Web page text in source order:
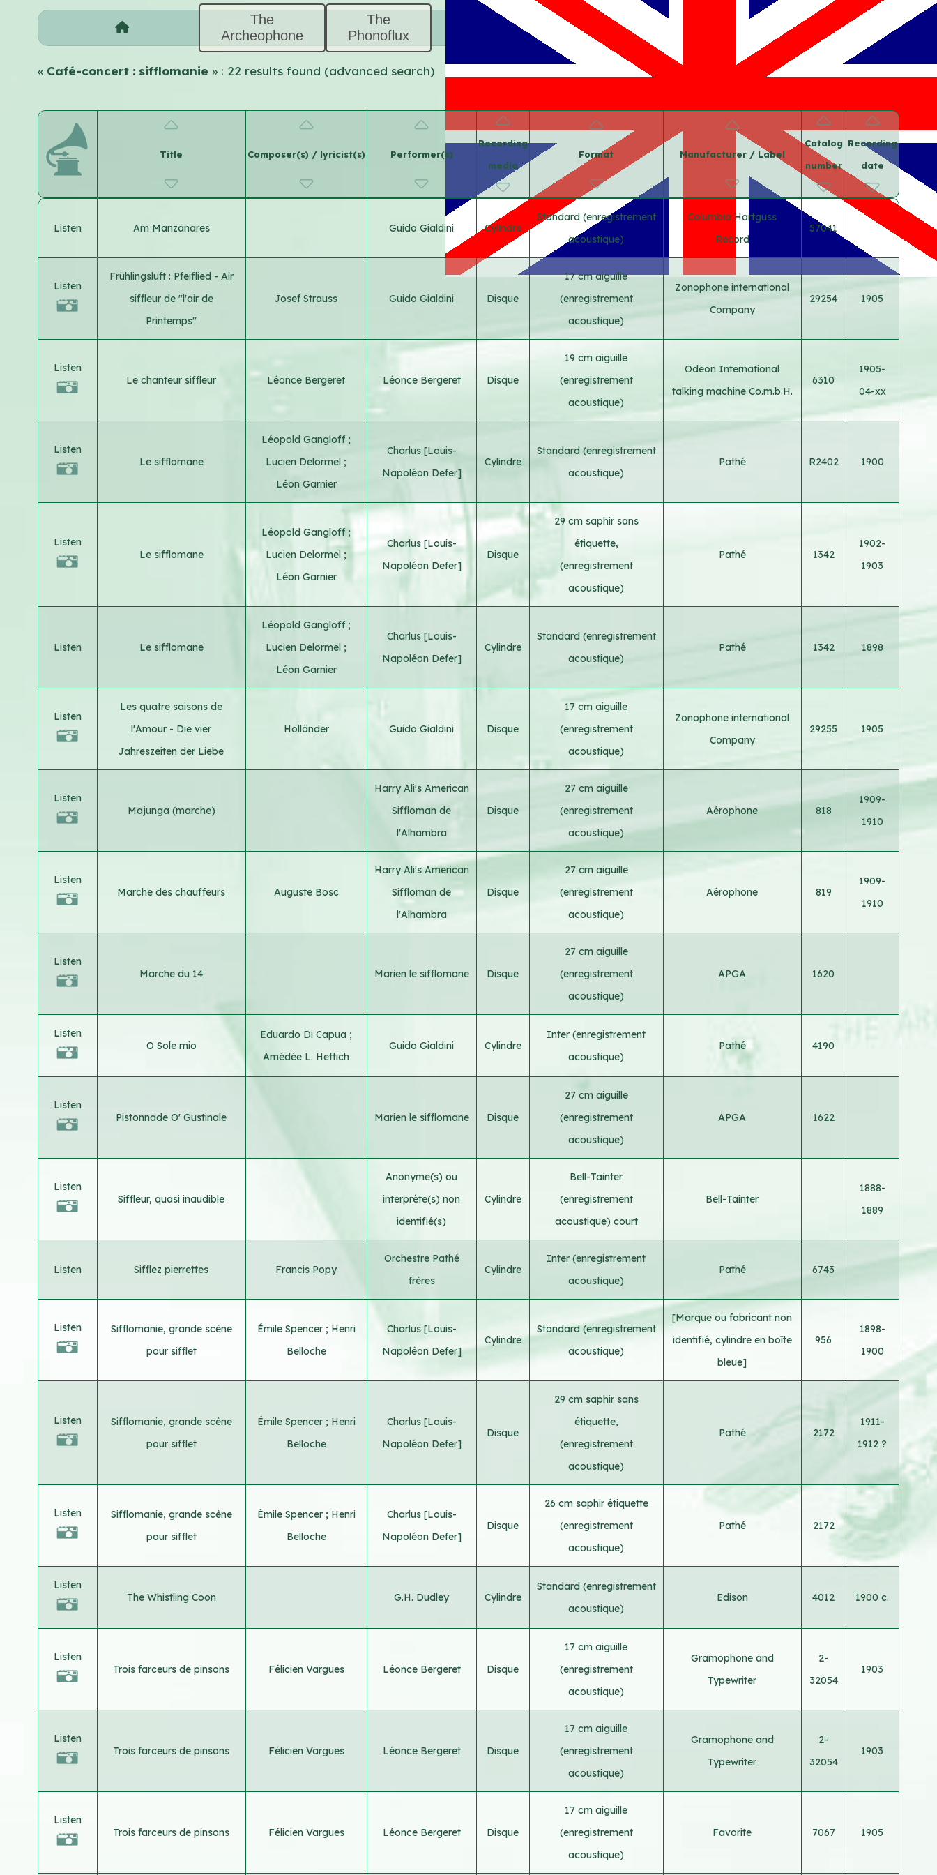
The
Archeophone
The
Phonoflux
«Café-concert : sifflomanie » : 22 results found (advanced search)
Title Composer(s) / lyricist(s) Performer(s)
Recording
media
Format Manufacturer / Label
Catalog
number
Recording
date
Listen Am Manzanares Guido Gialdini Cylindre
Standard (enregistrement
acoustique)
Columbia Hartguss
Record
57041
Listen
Frühlingsluft : Pfeiflied - Air
siffleur de "l'air de
Printemps"
Josef Strauss Guido Gialdini Disque
17 cm aiguille
(enregistrement
acoustique)
Zonophone international
Company
29254 1905
Listen
Le chanteur siffleur
Léonce Bergeret Léonce Bergeret Disque
19 cm aiguille
(enregistrement
acoustique)
Odeon International
talking machine Co.m.b.H.
6310
1905-
04-xx
Listen
Le sifflomane
Léopold Gangloff ;
Lucien Delormel ;
Léon Garnier
Charlus [Louis-
Napoléon Defer]
Cylindre
Standard (enregistrement
acoustique)
Pathé R2402 1900
Listen
Le sifflomane
Léopold Gangloff ;
Lucien Delormel ;
Léon Garnier
Charlus [Louis-
Napoléon Defer]
Disque
29 cm saphir sans
étiquette,
(enregistrement
acoustique)
Pathé 1342
1902-
1903
Listen Le sifflomane
Léopold Gangloff ;
Lucien Delormel ;
Léon Garnier
Charlus [Louis-
Napoléon Defer]
Cylindre
Standard (enregistrement
acoustique)
Pathé 1342 1898
Listen
Les quatre saisons de
l'Amour - Die vier
Jahreszeiten der Liebe
Holländer Guido Gialdini Disque
17 cm aiguille
(enregistrement
acoustique)
Zonophone international
Company
29255 1905
Listen
Majunga (marche)
Harry Ali's American
Siffloman de
l'Alhambra
Disque
27 cm aiguille
(enregistrement
acoustique)
Aérophone 818
1909-
1910
Listen
Marche des chauffeurs
Auguste Bosc
Harry Ali's American
Siffloman de
l'Alhambra
Disque
27 cm aiguille
(enregistrement
acoustique)
Aérophone 819
1909-
1910
Listen
Marche du 14
Marien le sifflomane Disque
27 cm aiguille
(enregistrement
acoustique)
APGA 1620
Listen
O Sole mio
Eduardo Di Capua ;
Amédée L. Hettich
Guido Gialdini Cylindre
Inter (enregistrement
acoustique)
Pathé 4190
Listen
Pistonnade O' Gustinale
Marien le sifflomane Disque
27 cm aiguille
(enregistrement
acoustique)
APGA 1622
Listen
Siffleur, quasi inaudible
Anonyme(s) ou
interprète(s) non
identifié(s)
Cylindre
Bell-Tainter
(enregistrement
acoustique) court
Bell-Tainter
1888-
1889
Listen Sifflez pierrettes Francis Popy
Orchestre Pathé
frères
Cylindre
Inter (enregistrement
acoustique)
Pathé 6743
Listen
Sifflomanie, grande scène
pour sifflet
Émile Spencer ; Henri
Belloche
Charlus [Louis-
Napoléon Defer]
Cylindre
Standard (enregistrement
acoustique)
[Marque ou fabricant non
identifié, cylindre en boîte
bleue]
956
1898-
1900
Listen
Sifflomanie, grande scène
pour sifflet
Émile Spencer ; Henri
Belloche
Charlus [Louis-
Napoléon Defer]
Disque
29 cm saphir sans
étiquette,
(enregistrement
acoustique)
Pathé 2172
1911-
1912 ?
Listen
Sifflomanie, grande scène
pour sifflet
Émile Spencer ; Henri
Belloche
Charlus [Louis-
Napoléon Defer]
Disque
26 cm saphir étiquette
(enregistrement
acoustique)
Pathé 2172
Listen
The Whistling Coon
G.H. Dudley Cylindre
Standard (enregistrement
acoustique)
Edison 4012 1900 c.
Listen
Trois farceurs de pinsons
Félicien Vargues Léonce Bergeret Disque
17 cm aiguille
(enregistrement
acoustique)
Gramophone and
Typewriter
2-
32054
1903
Listen
Trois farceurs de pinsons
Félicien Vargues Léonce Bergeret Disque
17 cm aiguille
(enregistrement
acoustique)
Gramophone and
Typewriter
2-
32054
1903
Listen
Trois farceurs de pinsons
Félicien Vargues Léonce Bergeret Disque
17 cm aiguille
(enregistrement
acoustique)
Favorite 7067 1905